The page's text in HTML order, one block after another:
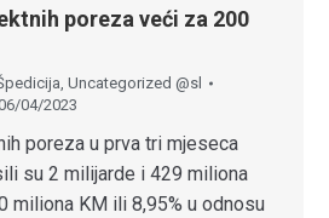
poreza veći za 200
Uncategorized @sl
04/2023
poreza u prva tri mjeseca
su 2 milijarde i 429 miliona
miliona KM ili 8,95% u odnosu